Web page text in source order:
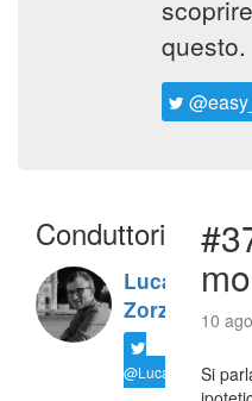
questo.
Conduttori
Luca
Zorzi
@LucaTNT
10
Si